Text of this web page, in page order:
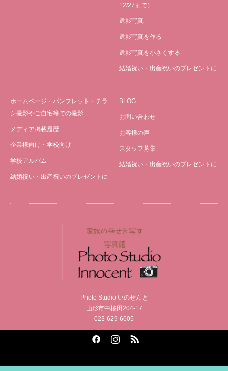
12/27まで）
遺影写真
遺影写真を作る
遺影写真を小さくする
結婚祝い・出産祝いのプレゼントに
ホームページ・パンフレット・チラ
シ撮影やご自宅等での撮影
メディア掲載履歴
企業様向け・学校向け
学校アルバム
結婚祝い・出産祝いのプレゼントに
BLOG
お問い合わせ
お客様の声
スタッフ募集
結婚祝い・出産祝いのプレゼントに
Photo Studio いのせんと
山形市中桜田204-17
023-629-6605